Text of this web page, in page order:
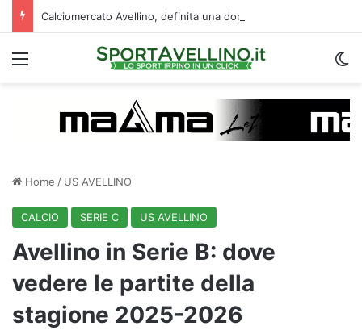
Menu
Home / US AVELLINO
CALCIO SERIE C US AVELLINO
Avellino in Serie B: dove
vedere le partite della
stagione 2025-2026